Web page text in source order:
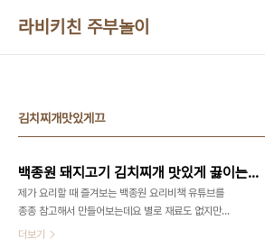
라비키친 주부놀이
김치찌개맛있게끄
백종원 돼지고기 김치찌개 맛있게 끓이는법 삼겹살 김치찌개 재료 신김치 김치찌개 신김치요리
제가 요리할 때 즐겨보는 백종원 요리비책 유튜브를
종종 참고해서 만들어보는데요 별로 재료도 없지만
맛있게 만드는 레시피가 많아서 유용하게 만들고 있
더보기